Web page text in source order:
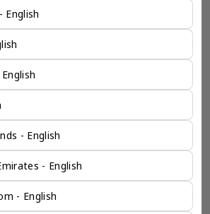
务咨询公司为您
的海外合作伙伴。我们是香港伦敦奕资
询部门，这是一家总部位于香港的全球
个市场，约占全球GDP的72%。
可以将客户与全球市场的机遇联系起
户提供服务。
咨询有限公司 >
English
- English
- English
- English